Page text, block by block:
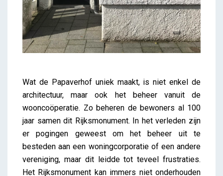
Wat de Papaverhof uniek maakt, is niet enkel de
architectuur, maar ook het beheer vanuit de
wooncoöperatie. Zo beheren de bewoners al 100
jaar samen dit Rijksmonument. In het verleden zijn
er pogingen geweest om het beheer uit te
besteden aan een woningcorporatie of een andere
vereniging, maar dit leidde tot teveel frustraties.
Het Rijksmonument kan immers niet onderhouden